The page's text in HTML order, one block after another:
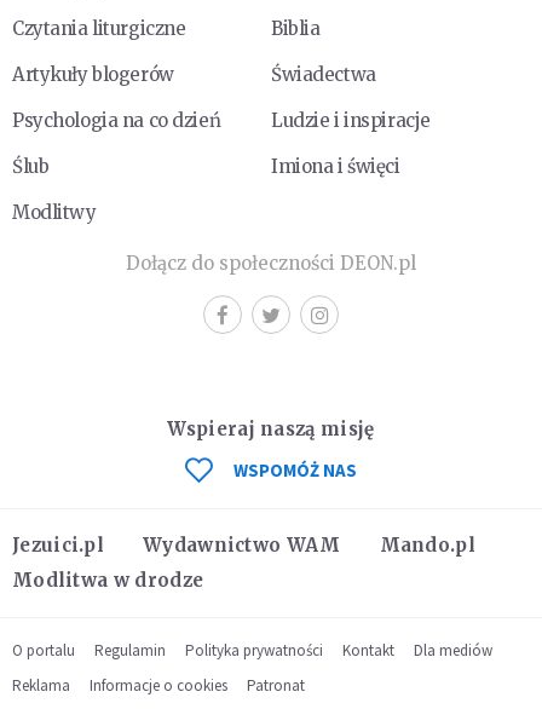
Czytania liturgiczne
Biblia
Artykuły blogerów
Świadectwa
Psychologia na co dzień
Ludzie i inspiracje
Ślub
Imiona i święci
Modlitwy
Dołącz do społeczności DEON.pl
Jezuici.pl Wydawnictwo WAM
Mando.pl
Modlitwa w drodze
Wspieraj naszą misję
WSPOMÓŻ NAS
O portalu Regulamin Polityka prywatności Kontakt
Dla mediów
Reklama
Informacje o cookies Patronat